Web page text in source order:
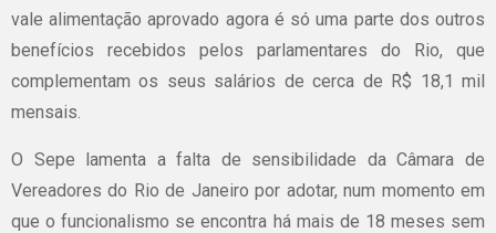
vale alimentação aprovado agora é só uma parte dos outros
benefícios recebidos pelos parlamentares do Rio, que
complementam os seus salários de cerca de R$ 18,1 mil
mensais.
O Sepe lamenta a falta de sensibilidade da Câmara de
Vereadores do Rio de Janeiro por adotar, num momento em
que o funcionalismo se encontra há mais de 18 meses sem